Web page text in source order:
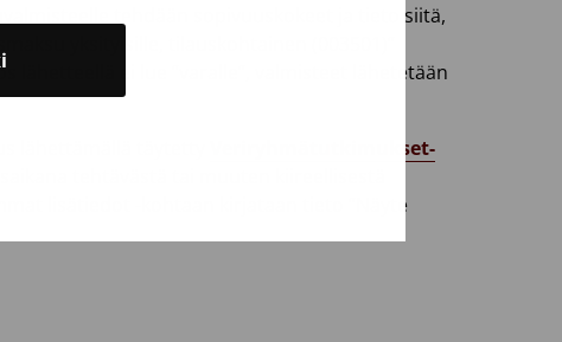
tehdään sopivuuskokeet ja tieto siitä,
yksityisille, tilauskohtainen (003501)”
lähetteellä ei lue ”varalle”, valmisteet lähetetään
lähettämällä täytetty
Veriryhmätutkimukset-
lisätiedot -kohtaan kirjataan tieto ”Näyte